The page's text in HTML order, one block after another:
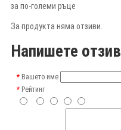
за по-големи ръце
За продукта няма отзиви.
Напишете отзив
Вашето име
Рейтинг